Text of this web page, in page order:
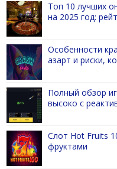
Топ 10 лучших
на 2025 год:
Особенности
азарт и риски,
Полный обзор
высоко с
Слот Hot Fruits
фруктами